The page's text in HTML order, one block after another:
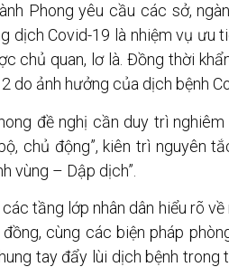
Phong yêu cầu các sở,
dịch Covid-19 là nhiệm vụ ưu
chủ quan, lơ là. Đồng thời
do ảnh hưởng của dịch bệnh
đề nghị cần duy trì
chủ động”, kiên trì nguyên
vùng – Dập dịch”.
tầng lớp nhân dân hiểu rõ
cùng các biện pháp
tay đẩy lùi dịch bệnh trong